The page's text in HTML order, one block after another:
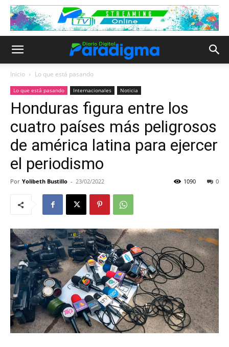
Inicio Lo que está pasando
Lo que está pasando Internacionales Noticia
Honduras figura entre los
cuatro países más peligrosos
de américa latina para ejercer
el periodismo
Por Yolibeth Bustillo - 23/02/2022 0
1090